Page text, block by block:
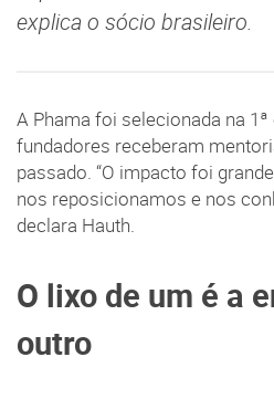
explica o sócio brasileiro.
A Phama foi selecionada na
fundadores receberam
passado. “O impacto foi
nos reposicionamos e nos
declara Hauth.
O lixo de um é a
outro